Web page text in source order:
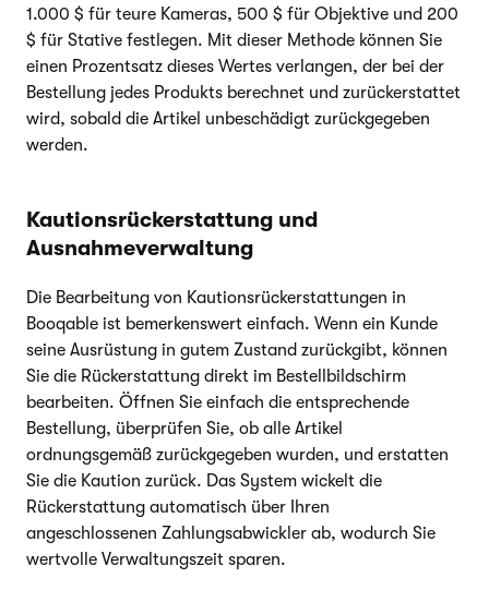
1.000 $ für teure Kameras, 500 $ für Objektive und 200
$ für Stative festlegen. Mit dieser Methode können Sie
einen Prozentsatz dieses Wertes verlangen, der bei der
Bestellung jedes Produkts berechnet und zurückerstattet
wird, sobald die Artikel unbeschädigt zurückgegeben
werden.
Kautionsrückerstattung und
Ausnahmeverwaltung
Die Bearbeitung von Kautionsrückerstattungen in
Booqable ist bemerkenswert einfach. Wenn ein Kunde
seine Ausrüstung in gutem Zustand zurückgibt, können
Sie die Rückerstattung direkt im Bestellbildschirm
bearbeiten. Öffnen Sie einfach die entsprechende
Bestellung, überprüfen Sie, ob alle Artikel
ordnungsgemäß zurückgegeben wurden, und erstatten
Sie die Kaution zurück. Das System wickelt die
Rückerstattung automatisch über Ihren
angeschlossenen Zahlungsabwickler ab, wodurch Sie
wertvolle Verwaltungszeit sparen.